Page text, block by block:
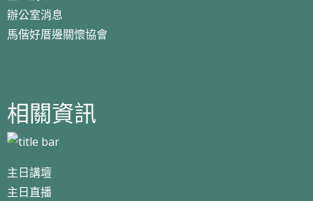
辦公室消息
馬偕好厝邊關懷協會
相關資訊
主日講壇
主日直播